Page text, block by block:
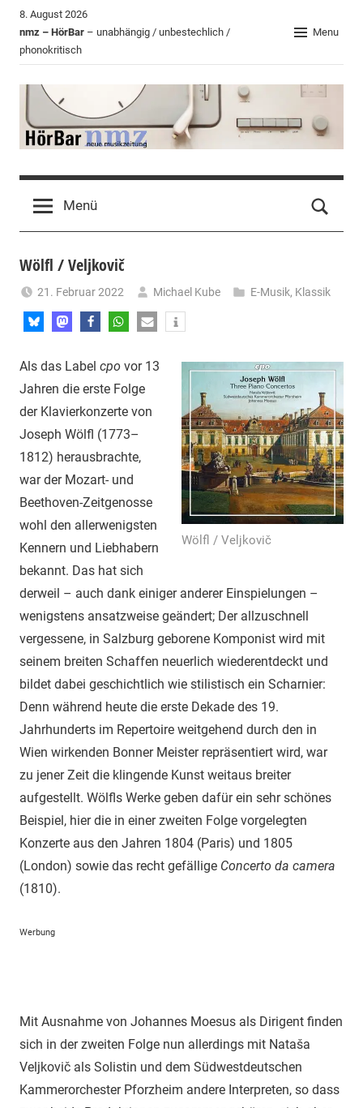
Zum
Inhalt
springen
8. August 2026
nmz – HörBar – unabhängig / unbestechlich /
phonokritisch
Menu
HörBar
der
nmz
Menü
Wölfl / Veljkovič
21. Februar 2022 Michael Kube E-Musik, Klassik
Wölfl / Veljkovič
Als das Label cpo vor 13
Jahren die erste Folge
der Klavierkonzerte von
Joseph Wölfl (1773–
1812) herausbrachte,
war der Mozart- und
Beethoven-Zeitgenosse
wohl den allerwenigsten
Kennern und Liebhabern
bekannt. Das hat sich
derweil – auch dank einiger anderer Einspielungen –
wenigstens ansatzweise geändert; Der allzuschnell
vergessene, in Salzburg geborene Komponist wird mit
seinem breiten Schaffen neuerlich wiederentdeckt und
bildet dabei geschichtlich wie stilistisch ein Scharnier:
Denn während heute die erste Dekade des 19.
Jahrhunderts im Repertoire weitgehend durch den in
Wien wirkenden Bonner Meister repräsentiert wird, war
zu jener Zeit die klingende Kunst weitaus breiter
aufgestellt. Wölfls Werke geben dafür ein sehr schönes
Beispiel, hier die in einer zweiten Folge vorgelegten
Konzerte aus den Jahren 1804 (Paris) und 1805
(London) sowie das recht gefällige Concerto da camera
(1810).
Werbung
Mit Ausnahme von Johannes Moesus als Dirigent finden
sich in der zweiten Folge nun allerdings mit Nataša
Veljkovič als Solistin und dem Südwestdeutschen
Kammerorchester Pforzheim andere Interpreten, so dass